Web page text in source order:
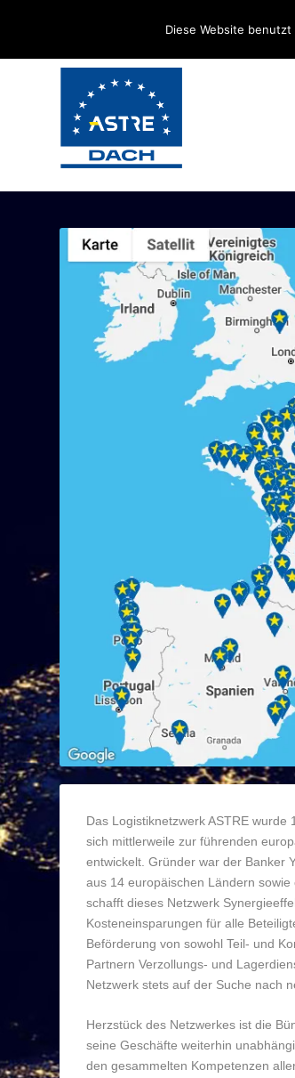
SCHLAGWORT:
Das Logistiknetzwerk ASTRE
sich mittlerweile zur führenden
entwickelt. Gründer war der Banker
aus 14 europäischen Ländern
schafft dieses Netzwerk
Kosteneinsparungen für alle
Beförderung von sowohl Teil- und
Partnern Verzollungs- und
Netzwerk stets auf der Suche nach
Herzstück des Netzwerkes ist die
seine Geschäfte weiterhin
den gesammelten Kompetenzen
Diese Website